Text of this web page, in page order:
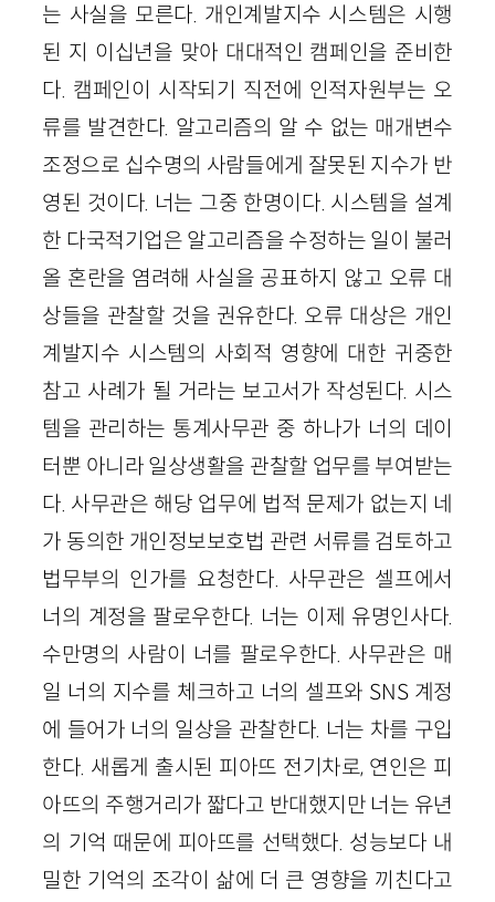
는 사실을 모른다. 개인계발지수 시스템은 시행
된 지 이십년을 맞아 대대적인 캠페인을 준비한
다. 캠페인이 시작되기 직전에 인적자원부는 오
류를 발견한다. 알고리즘의 알 수 없는 매개변수
조정으로 십수명의 사람들에게 잘못된 지수가 반
영된 것이다. 너는 그중 한명이다. 시스템을 설계
한 다국적기업은 알고리즘을 수정하는 일이 불러
올 혼란을 염려해 사실을 공표하지 않고 오류 대
상들을 관찰할 것을 권유한다. 오류 대상은 개인
계발지수 시스템의 사회적 영향에 대한 귀중한
참고 사례가 될 거라는 보고서가 작성된다. 시스
템을 관리하는 통계사무관 중 하나가 너의 데이
터뿐 아니라 일상생활을 관찰할 업무를 부여받는
다. 사무관은 해당 업무에 법적 문제가 없는지 네
가 동의한 개인정보보호법 관련 서류를 검토하고
법무부의 인가를 요청한다. 사무관은 셀프에서
너의 계정을 팔로우한다. 너는 이제 유명인사다.
수만명의 사람이 너를 팔로우한다. 사무관은 매
일 너의 지수를 체크하고 너의 셀프와 SNS 계정
에 들어가 너의 일상을 관찰한다. 너는 차를 구입
한다. 새롭게 출시된 피아뜨 전기차로, 연인은 피
아뜨의 주행거리가 짧다고 반대했지만 너는 유년
의 기억 때문에 피아뜨를 선택했다. 성능보다 내
밀한 기억의 조각이 삶에 더 큰 영향을 끼친다고